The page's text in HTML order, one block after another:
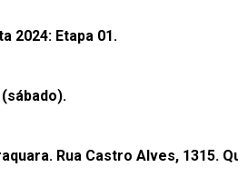
2024: Etapa 01.
Rua Castro Alves, 1315.